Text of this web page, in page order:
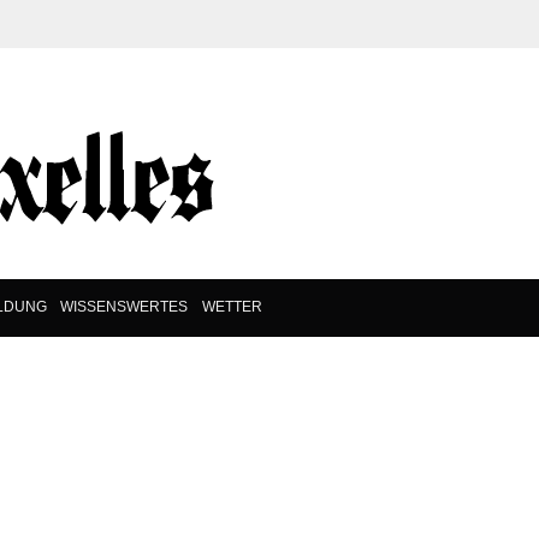
WISSENSWERTES WETTER